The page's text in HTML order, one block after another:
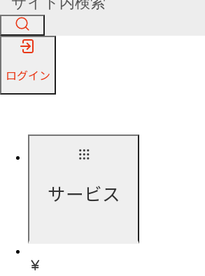
ログイン
サービス